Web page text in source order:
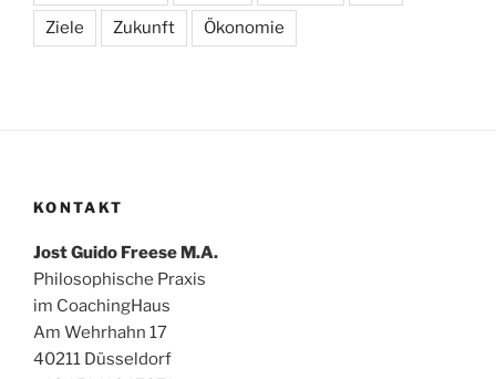
Ziele Zukunft Ökonomie
KONTAKT
Jost Guido Freese M.A.
Philosophische Praxis
im CoachingHaus
Am Wehrhahn 17
40211 Düsseldorf